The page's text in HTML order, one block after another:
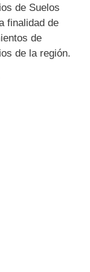
de Suelos
finalidad de
de
de la región.